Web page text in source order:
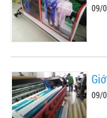
09/
09/